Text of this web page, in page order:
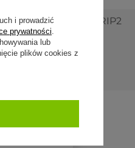
Ręcznik do jogi GRIP2
ciemnoczerwony
139,00 zł
79%
i prowadzić
prywatności
lub
plików cookies z